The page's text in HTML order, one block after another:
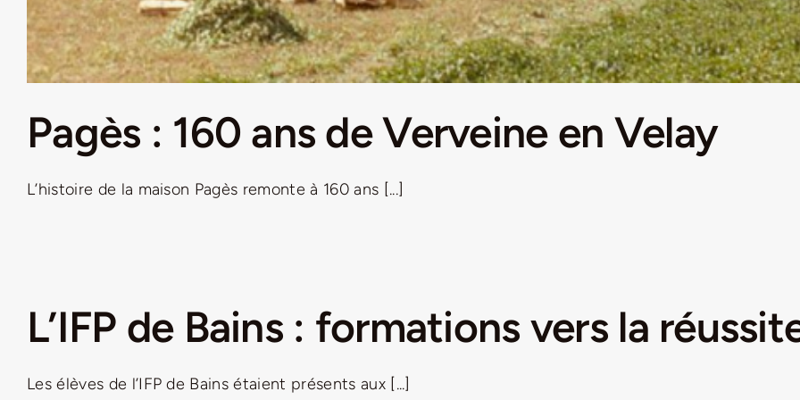
Pagès : 160 ans de Verveine en Velay
L’histoire de la maison Pagès remonte à 160 ans [...]
L’IFP de Bains : formations vers la
Les élèves de l’IFP de Bains étaient présents aux [...]